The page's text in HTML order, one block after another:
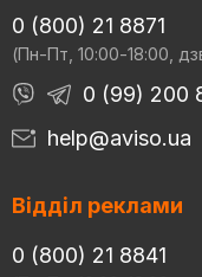
0 (800) 21 8871
(Пн-Пт, 10:00-18:00,
0 (99) 200
help@aviso.ua
Відділ реклами
0 (800) 21 8841